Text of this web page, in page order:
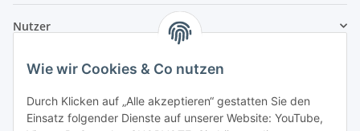
Wie wir Cookies & Co nutzen
Durch Klicken auf „Alle akzeptieren“ gestatten Sie den
Einsatz folgender Dienste auf unserer Website: YouTube,
Nutzer